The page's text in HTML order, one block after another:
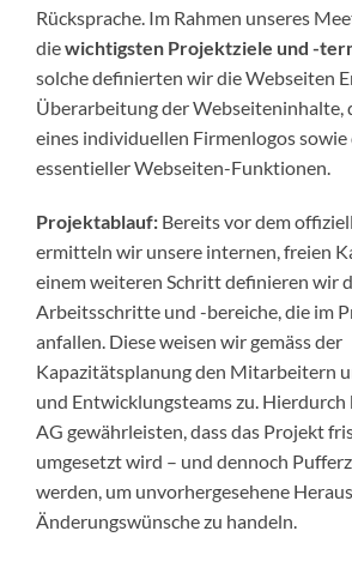
Rücksprache. Im Rahmen unseres
diewichtigsten Projektziele und -
solche definierten wir die Webseiten
Überarbeitung der Webseiteninhalte,
eines individuellen Firmenlogos
essentieller Webseiten-Funktionen.
Projektablauf: Bereits vor dem
ermitteln wir unsere internen, freien
einem weiteren Schritt definieren wir
Arbeitsschritte und -bereiche, die im
anfallen. Diese weisen wir gemäss der
Kapazitätsplanung den Mitarbeitern
und Entwicklungsteams zu.
AG gewährleisten, dass das Projekt
umgesetzt wird – und dennoch
werden, um unvorhergesehene
Änderungswünsche zu handeln.